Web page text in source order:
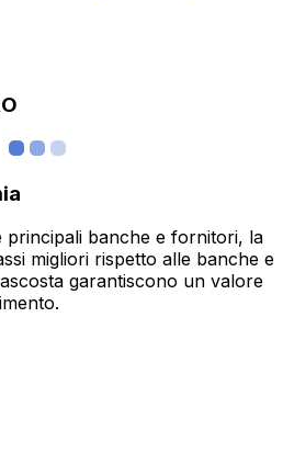
banche e fornitori, la
migliori rispetto alle banche e
garantiscono un valore